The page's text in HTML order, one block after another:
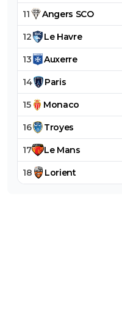
11 Angers SCO
12 Le Havre
13 Auxerre
14 Paris
15 Monaco
16 Troyes
17 Le Mans
18 Lorient